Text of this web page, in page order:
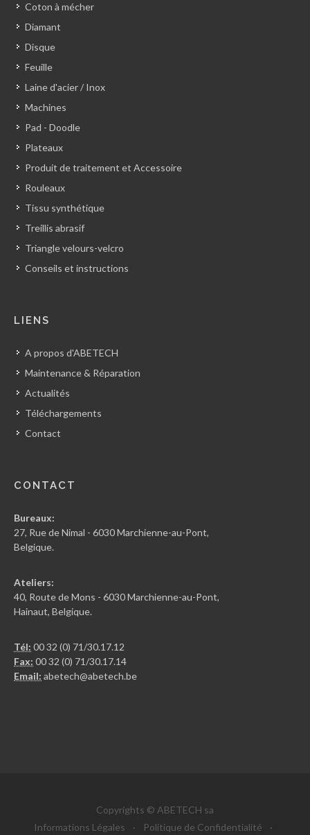
Coton à mécher
Diamant
Disque
Feuille
Laine d'acier / Inox
Machines
Pad - Doodle
Plateaux
Produit de traitement et Accessoire
Rouleaux
Tissu synthétique
Treillis abrasif
Triangle velours-velcro
Conseils et instructions
LIENS
A propos d'ABETECH
Maintenance & Réparation
Actualités
Téléchargements
Contact
CONTACT
Bureaux:
27, Rue de Nimal - 6030 Marchienne-au-Pont,
Belgique.
Ateliers:
40, Route de Mons - 6030 Marchienne-au-Pont,
Hainaut, Belgique.
Tél: 00 32 (0) 71/30.17.12
Fax: 00 32 (0) 71/30.17.14
Email: abetech@abetech.be
Copyrights © ABETECH sa
Informations Légales
· Politique de Confidentialité ·